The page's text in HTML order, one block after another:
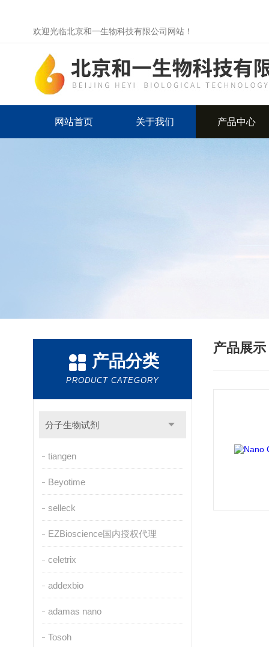
欢迎光临北京和一生物科技有限公司网站！
网站首页 关于我们 产品中心
产品分类
PRODUCT CATEGORY
分子生物试剂
tiangen
Beyotime
selleck
EZBioscience国内授权代理
celetrix
addexbio
adamas nano
Tosoh
产品展示